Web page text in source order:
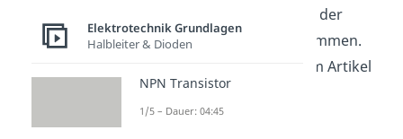
sich bewegt kannst du mit der
Rechten-Hand-Regel
bestimmen.
Darauf gehen wir später im Artikel
noch ein.
Elektrotechnik Grundlagen
Halbleiter & Dioden
NPN Transistor
1/5 – Dauer: 04:45